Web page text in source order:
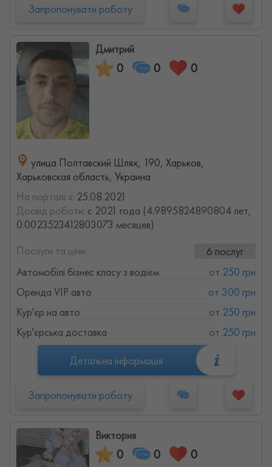
Запропонувати роботу
Дмитрий
0 0 0
улица Полтавский Шлях, 190, Харьков,
Харьковская область, Украина
На порталі з: 25.08.2021
Досвід роботи: с 2021 года (4.9895824890804 лет,
0.0023523412803073 месяцев)
Послуги та ціни:
6 послуг
Автомобілі бізнес класу з водієм
от 250 грн
Оренда VIP авто
от 300 грн
Кур'єр на авто
от 250 грн
Кур'єрська доставка
от 250 грн
Детальна інформація
Запропонувати роботу
Виктория
0 0 0